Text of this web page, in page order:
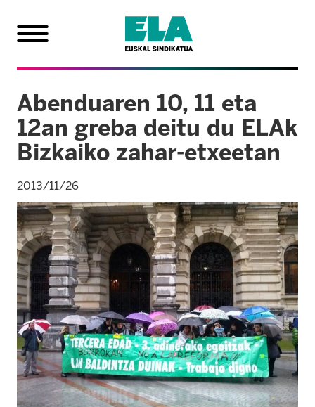
Abenduaren 10, 11 eta
12an greba deitu du ELAk
Bizkaiko zahar-etxeetan
2013/11/26